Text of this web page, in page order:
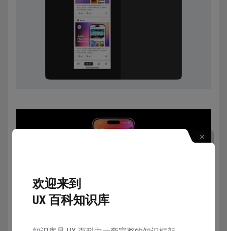
欢迎来到
UX 百科知识库